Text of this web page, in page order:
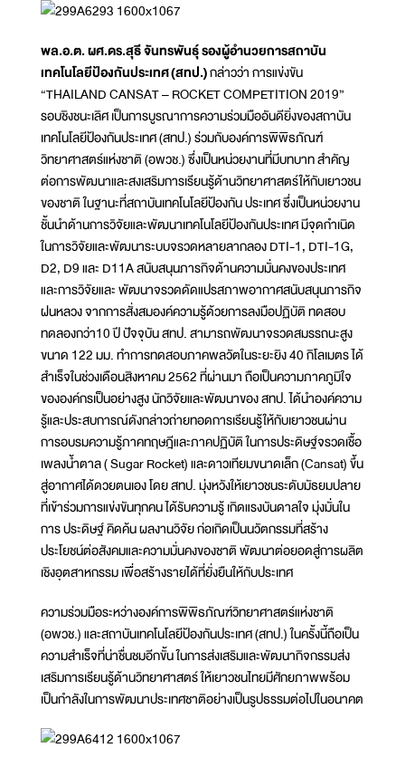
พล.อ.ต. ผศ.ดร.สุธี จันทรพันธุ์ รองผู้อำนวยการสถาบัน
เทคโนโลยีป้องกันประเทศ (สทป.)กล่าวว่า การแข่งขัน
“THAILAND CANSAT – ROCKET COMPETITION 2019”
รอบชิงชนะเลิศ เป็นการบูรณาการความร่วมมืออันดียิ่งของสถาบัน
เทคโนโลยีป้องกันประเทศ (สทป.) ร่วมกับองค์การพิพิธภัณฑ์
วิทยาศาสตร์แห่งชาติ (อพวช.) ซึ่งเป็นหน่วยงานที่มีบทบาท สำคัญ
ต่อการพัฒนาและสงเสริมการเรียนรู้ด้านวิทยาศาสตร์ให้กับเยาวชน
ของชาติ ในฐานะที่สถาบันเทคโนโลยีป้องกัน ประเทศ ซึ่งเป็นหน่วยงาน
ชั้นนำด้านการวิจัยและพัฒนาเทคโนโลยีป้องกันประเทศ มีจุดกำเนิด
ในการวิจัยและพัฒนาระบบจรวดหลายลากลอง DTI-1, DTI-1G,
D2, D9 และ D11A สนับสนุนภารกิจด้านความมั่นคงของประเทศ
และการวิจัยและ พัฒนาจรวดดัดแปรสภาพอากาศสนับสนุนภารกิจ
ฝนหลวง จากการสั่งสมองค์ความรู้ด้วยการลงมือปฏิบัติ ทดสอบ
ทดลองกว่า10 ปี ปัจจุบัน สทป. สามารถพัฒนาจรวดสมรรถนะสูง
ขนาด 122 มม. ทำการทดสอบภาคพลวัตในระยะยิง 40 กิโลเมตร ได้
สำเร็จในช่วงเดือนสิงหาคม 2562 ที่ผ่านมา ถือเป็นความภาคภูมิใจ
ขององค์กรเป็นอย่างสูง นักวิจัยและพัฒนาของ สทป. ได้นำองค์ความ
รู้และประสบการณ์ดังกล่าวถ่ายทอดการเรียนรู้ให้กับเยาวชนผ่าน
การอบรมความรู้ภาคทฤษฎีและภาคปฏิบัติ ในการประดิษฐ์จรวดเชื้อ
เพลงน้ำตาล ( Sugar Rocket) และดาวเทียมขนาดเล็ก (Cansat) ขึ้น
สู่อากาศได้ดวยตนเอง โดย สทป. มุ่งหวังให้เยาวชนระดับมัธยมปลาย
ที่เข้าร่วมการแข่งขันทุกคน ได้รับความรู้ เกิดแรงบันดาลใจ มุ่งมั่นใน
การ ประดิษฐ์ คิดค้น ผลงานวิจัย ก่อเกิดเป็นนวัตกรรมที่สร้าง
ประโยชน์ต่อสังคมและความมั่นคงของชาติ พัฒนาต่อยอดสู่การผลิต
เชิงอุตสาหกรรม เพื่อสร้างรายได้ที่ยั่งยืนให้กับประเทศ
ความร่วมมือระหว่างองค์การพิพิธภัณฑ์วิทยาศาสตร์แห่งชาติ
(อพวช.) และสถาบันเทคโนโลยีป้องกันประเทศ (สทป.) ในครั้งนี้ถือเป็น
ความสำเร็จที่น่าชื่นชมอีกขั้น ในการส่งเสริมและพัฒนากิจกรรมส่ง
เสริมการเรียนรู้ด้านวิทยาศาสตร์ ให้เยาวชนไทยมีศักยภาพพร้อม
เป็นกำลังในการพัฒนาประเทศชาติอย่างเป็นรูปธรรมต่อไปในอนาคต